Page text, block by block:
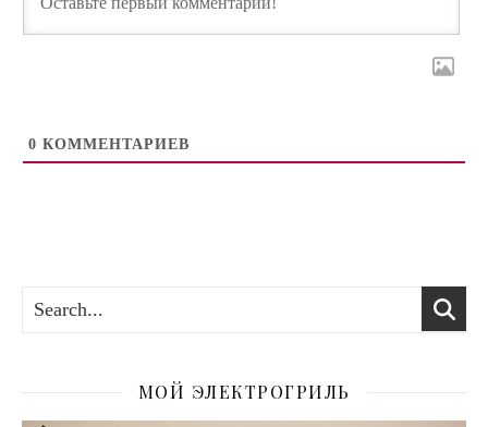
0 КОММЕНТАРИЕВ
МОЙ ЭЛЕКТРОГРИЛЬ